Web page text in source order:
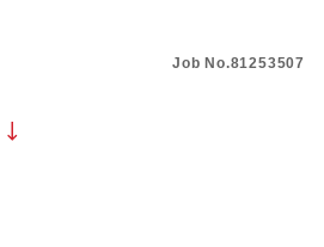
Job No.81253507